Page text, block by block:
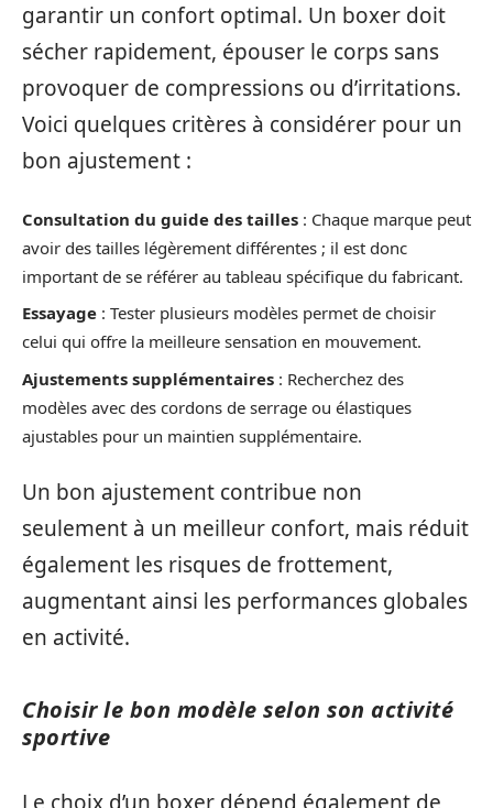
garantir un confort optimal. Un boxer doit
sécher rapidement, épouser le corps sans
provoquer de compressions ou d’irritations.
Voici quelques critères à considérer pour un
bon ajustement :
Consultation du guide des tailles : Chaque marque peut
avoir des tailles légèrement différentes ; il est donc
important de se référer au tableau spécifique du fabricant.
Essayage : Tester plusieurs modèles permet de choisir
celui qui offre la meilleure sensation en mouvement.
Ajustements supplémentaires : Recherchez des
modèles avec des cordons de serrage ou élastiques
ajustables pour un maintien supplémentaire.
Un bon ajustement contribue non
seulement à un meilleur confort, mais réduit
également les risques de frottement,
augmentant ainsi les performances globales
en activité.
Choisir le bon modèle selon son activité
sportive
Le choix d’un boxer dépend également de